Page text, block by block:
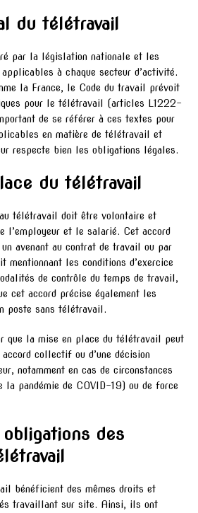
du télétravail
par la législation nationale et les
à chaque secteur d’activité.
la France, le Code du travail prévoit
pour le télétravail (articles L1222-
de se référer à ces textes pour
en matière de télétravail et
respecte bien les obligations légales.
du télétravail
télétravail doit être volontaire et
l’employeur et le salarié. Cet accord
avenant au contrat de travail ou par
mentionnant les conditions d’exercice
de contrôle du temps de travail,
cet accord précise également les
poste sans télétravail.
que la mise en place du télétravail peut
collectif ou d’une décision
notamment en cas de circonstances
la pandémie de COVID-19) ou de force
des
bénéficient des mêmes droits et
travaillant sur site. Ainsi, ils ont